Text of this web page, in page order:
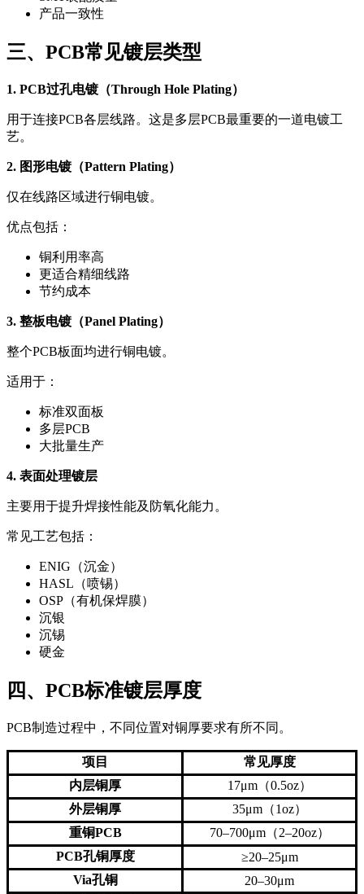
产品一致性
三、PCB常见镀层类型
1. PCB过孔电镀（Through Hole Plating）
用于连接PCB各层线路。这是多层PCB最重要的一道电镀工
艺。
2. 图形电镀（Pattern Plating）
仅在线路区域进行铜电镀。
优点包括：
铜利用率高
更适合精细线路
节约成本
3. 整板电镀（Panel Plating）
整个PCB板面均进行铜电镀。
适用于：
标准双面板
多层PCB
大批量生产
4. 表面处理镀层
主要用于提升焊接性能及防氧化能力。
常见工艺包括：
ENIG（沉金）
HASL（喷锡）
OSP（有机保焊膜）
沉银
沉锡
硬金
四、PCB标准镀层厚度
PCB制造过程中，不同位置对铜厚要求有所不同。
项目
常见厚度
内层铜厚
17μm（0.5oz）
外层铜厚
35μm（1oz）
重铜PCB
70–700μm（2–20oz）
PCB孔铜厚度
≥20–25μm
Via孔铜
20–30μm